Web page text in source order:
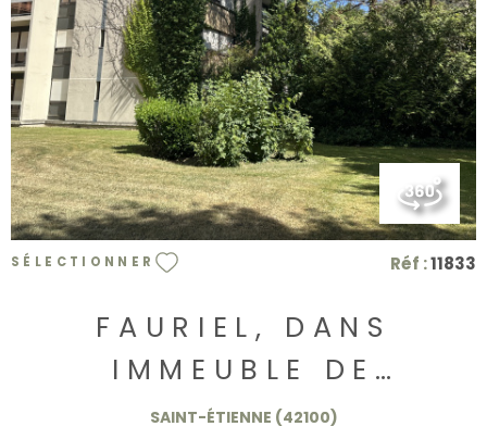
VOIR LE BIEN
SÉLECTIONNER Réf :11833
FAURIEL, DANS
IMMEUBLE DE
STANDING, F6 AVEC
SAINT-ÉTIENNE (42100)